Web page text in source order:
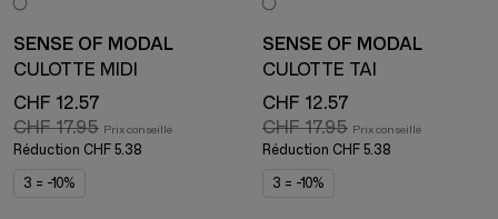
SENSE OF MODAL
CULOTTE MIDI
CHF 12.57
CHF 17.95
Réduction CHF 5.38
3 = -10%
SENSE OF MODAL
CULOTTE TAI
CHF 12.57
CHF 17.95
Réduction CHF 5.38
3 = -10%